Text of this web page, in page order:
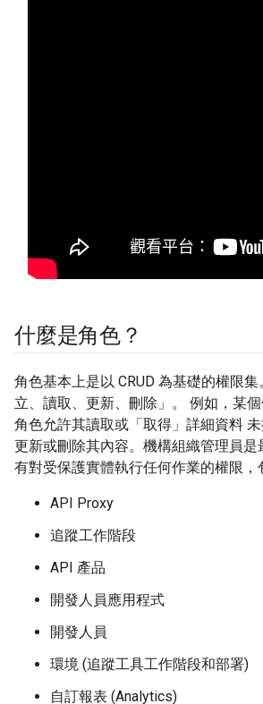
什麼是角色？
角色基本上是以 CRUD 為基礎的權限集
立、讀取、更新、刪除」。 例如，某
角色允許其讀取或「取得」詳細資料
更新或刪除其內容。機構組織管理員
有對受保護實體執行任何作業的權限，
API Proxy
追蹤工作階段
API 產品
開發人員應用程式
開發人員
環境 (追蹤工具工作階段和部署)
自訂報表 (Analytics)